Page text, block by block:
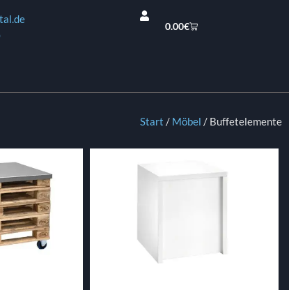
0.00€
Start / Möbel / Buffetelemente